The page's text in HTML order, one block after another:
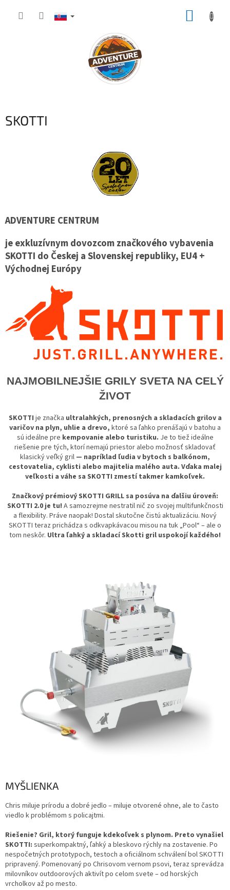
SKOTTI
ADVENTURE CENTRUM
je exkluzívnym dovozcom značkového vybavenia
SKOTTI do Českej a Slovenskej republiky, EU4 +
Východnej Európy
NAJMOBILNEJŠIE GRILY SVETA NA CELÝ
ŽIVOT
SKOTTI je značka ultralahkých, prenosných a skladacích grilov a
varičov na plyn, uhlie a drevo, ktoré sa ľahko prenášajú v batohu a
sú ideálne pre kempovanie alebo turistiku. Je to tiež ideálne
riešenie pre tých, ktorí nemajú priestor alebo možnosť skladovať
klasický veľký gril — napríklad ľudia v bytoch s balkónom,
cestovatelia, cyklisti alebo majitelia malého auta. Vďaka malej
veľkosti a váhe sa SKOTTI zmestí takmer kamkoľvek.
Značkový prémiový SKOTTI GRILL sa posúva na ďalšiu úroveň:
SKOTTI 2.0 je tu! A samozrejme nestratil nič zo svojej multifunkčnosti
a flexibility. Práve naopak! Dostal skutočne čistú aktualizáciu. Nový
SKOTTI teraz prichádza s odkvapkávacou misou na tuk „Pool“ – ale o
tom neskôr. Ultra ľahký a skladací Skotti gril uspokojí každého!
MYŠLIENKA
Chris miluje prírodu a dobré jedlo – miluje otvorené ohne, ale to často
viedlo k problémom s policajtmi.
Riešenie? Gril, ktorý funguje kdekoľvek s plynom. Preto vynašiel
SKOTTI: superkompaktný, ľahký a bleskovo rýchly na zostavenie. Po
nespočetných prototypoch, testoch a oficiálnom schválení bol SKOTTI
pripravený. Pomenovaný po Chrisovom vernom psovi, teraz sprevádza
milovníkov outdoorových aktivít po celom svete – od horských
vrcholkov až po mesto.